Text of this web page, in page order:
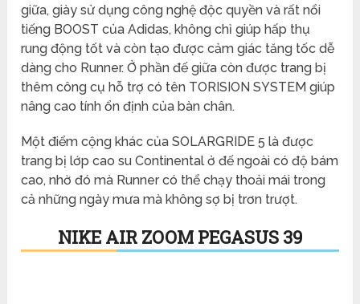
giữa, giày sử dụng công nghệ độc quyền và rất nổi
tiếng BOOST của Adidas, không chỉ giúp hấp thụ
rung động tốt và còn tạo được cảm giác tăng tốc dễ
dàng cho Runner. Ở phần đế giữa còn được trang bị
thêm công cụ hỗ trợ có tên TORISION SYSTEM giúp
nâng cao tính ổn định của bàn chân.
Một điểm cộng khác của SOLARGRIDE 5 là được
trang bị lớp cao su Continental ở đế ngoài có độ bám
cao, nhờ đó mà Runner có thể chạy thoải mái trong
cả những ngày mưa mà không sợ bị trơn trượt.
NIKE AIR ZOOM PEGASUS 39